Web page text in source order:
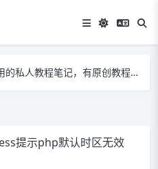
程笔记，有原创教程、有转载教程等……
提示php默认时区无效